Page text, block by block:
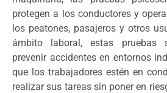
protegen a los conductores y
los peatones, pasajeros y otros
ámbito laboral, estas pruebas
prevenir accidentes en entornos
que los trabajadores estén en
realizar sus tareas sin poner en